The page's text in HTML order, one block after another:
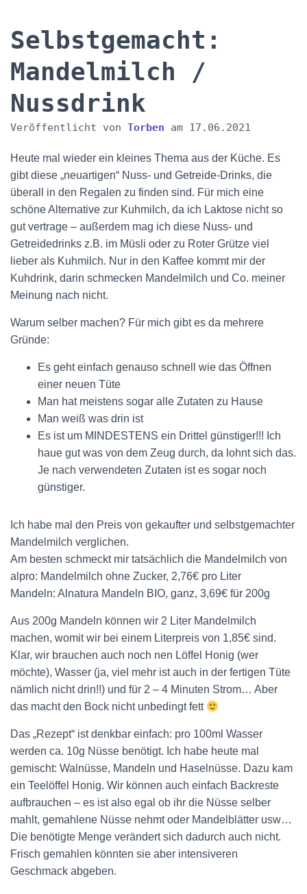
Selbstgemacht:
Mandelmilch /
Nussdrink
Veröffentlicht von Torben am 17.06.2021
Heute mal wieder ein kleines Thema aus der Küche. Es
gibt diese „neuartigen“ Nuss- und Getreide-Drinks, die
überall in den Regalen zu finden sind. Für mich eine
schöne Alternative zur Kuhmilch, da ich Laktose nicht so
gut vertrage – außerdem mag ich diese Nuss- und
Getreidedrinks z.B. im Müsli oder zu Roter Grütze viel
lieber als Kuhmilch. Nur in den Kaffee kommt mir der
Kuhdrink, darin schmecken Mandelmilch und Co. meiner
Meinung nach nicht.
Warum selber machen? Für mich gibt es da mehrere
Gründe:
Es geht einfach genauso schnell wie das Öffnen
einer neuen Tüte
Man hat meistens sogar alle Zutaten zu Hause
Man weiß was drin ist
Es ist um MINDESTENS ein Drittel günstiger!!! Ich
haue gut was von dem Zeug durch, da lohnt sich das.
Je nach verwendeten Zutaten ist es sogar noch
günstiger.
Ich habe mal den Preis von gekaufter und selbstgemachter
Mandelmilch verglichen.
Am besten schmeckt mir tatsächlich die Mandelmilch von
alpro: Mandelmilch ohne Zucker, 2,76€ pro Liter
Mandeln: Alnatura Mandeln BIO, ganz, 3,69€ für 200g
Aus 200g Mandeln können wir 2 Liter Mandelmilch
machen, womit wir bei einem Literpreis von 1,85€ sind.
Klar, wir brauchen auch noch nen Löffel Honig (wer
möchte), Wasser (ja, viel mehr ist auch in der fertigen Tüte
nämlich nicht drin!!) und für 2 – 4 Minuten Strom… Aber
das macht den Bock nicht unbedingt fett
Das „Rezept“ ist denkbar einfach: pro 100ml Wasser
werden ca. 10g Nüsse benötigt. Ich habe heute mal
gemischt: Walnüsse, Mandeln und Haselnüsse. Dazu kam
ein Teelöffel Honig. Wir können auch einfach Backreste
aufbrauchen – es ist also egal ob ihr die Nüsse selber
mahlt, gemahlene Nüsse nehmt oder Mandelblätter usw…
Die benötigte Menge verändert sich dadurch auch nicht.
Frisch gemahlen könnten sie aber intensiveren
Geschmack abgeben.